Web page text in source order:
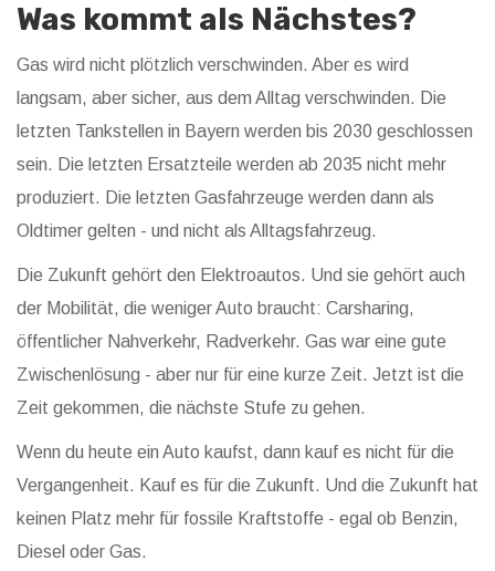
Was kommt als Nächstes?
Gas wird nicht plötzlich verschwinden. Aber es wird
langsam, aber sicher, aus dem Alltag verschwinden. Die
letzten Tankstellen in Bayern werden bis 2030 geschlossen
sein. Die letzten Ersatzteile werden ab 2035 nicht mehr
produziert. Die letzten Gasfahrzeuge werden dann als
Oldtimer gelten - und nicht als Alltagsfahrzeug.
Die Zukunft gehört den Elektroautos. Und sie gehört auch
der Mobilität, die weniger Auto braucht: Carsharing,
öffentlicher Nahverkehr, Radverkehr. Gas war eine gute
Zwischenlösung - aber nur für eine kurze Zeit. Jetzt ist die
Zeit gekommen, die nächste Stufe zu gehen.
Wenn du heute ein Auto kaufst, dann kauf es nicht für die
Vergangenheit. Kauf es für die Zukunft. Und die Zukunft hat
keinen Platz mehr für fossile Kraftstoffe - egal ob Benzin,
Diesel oder Gas.